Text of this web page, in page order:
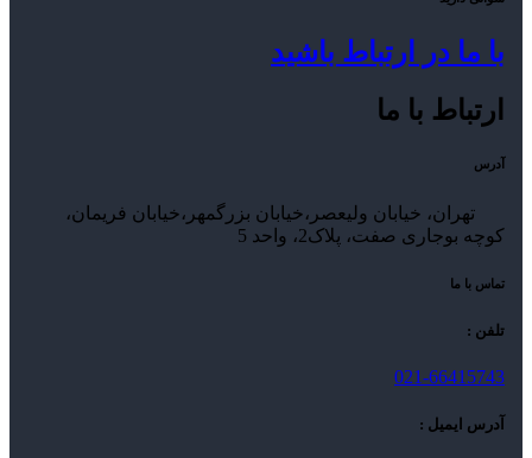
با ما در ارتباط باشید
ارتباط با ما
آدرس
تهران، خیابان ولیعصر،خیابان بزرگمهر،خیابان فریمان،
کوچه بوجاری صفت، پلاک2، واحد 5
تماس با ما
تلفن :
021-66415743
آدرس ایمیل :